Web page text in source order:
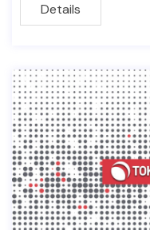
Details